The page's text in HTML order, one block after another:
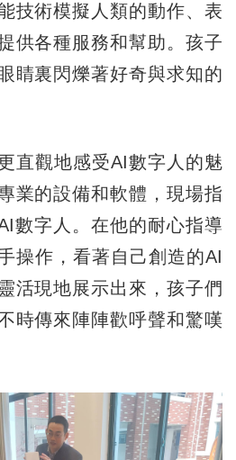
技術模擬人類的動作、表
供各種服務和幫助。孩子
睛裏閃爍著好奇與求知的
觀地感受AI數字人的魅
業的設備和軟體，現場指
數字人。在他的耐心指導
操作，看著自己創造的AI
活現地展示出來，孩子們
時傳來陣陣歡呼聲和驚嘆